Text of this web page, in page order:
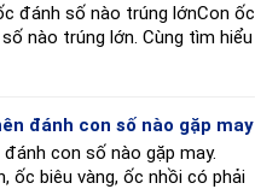
đánh số nào trúng lớnCon ốc
nào trúng lớn. Cùng tìm hiểu
đánh con số nào gặp may
con số nào gặp may.
ốc biêu vàng, ốc nhồi có phải